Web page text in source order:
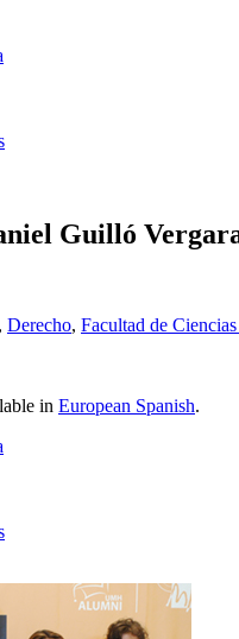
Guilló
, Derecho, Facultad de
in European Spanish.